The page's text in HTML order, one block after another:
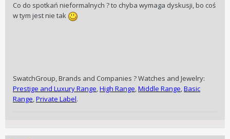
Co do spotkań nieformalnych ? to chyba wymaga dyskusji, bo coś
w tym jest nie tak
SwatchGroup, Brands and Companies ? Watches and Jewelry:
Prestige and Luxury Range High Range Middle Range Basic
Range Private Label.